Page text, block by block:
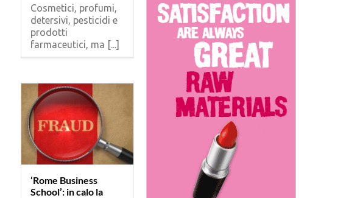
Cosmetici, profumi,
detersivi, pesticidi e
prodotti
farmaceutici, ma [...]
‘Rome Business
contraffazione di
‘Rome Business
School’: in calo la